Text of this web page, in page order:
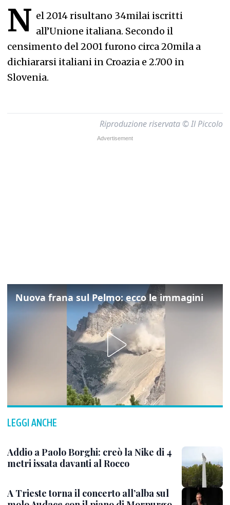
N el 2014 risultano 34milai iscritti
all’Unione italiana. Secondo il
censimento del 2001 furono circa 20mila a
dichiararsi italiani in Croazia e 2.700 in
Slovenia.
Riproduzione riservata © Il Piccolo
Nuova frana sul Pelmo: ecco le immagini
LEGGI ANCHE
Addio a Paolo Borghi: creò la Nike di 4
metri issata davanti al Rocco
A Trieste torna il concerto all’alba sul